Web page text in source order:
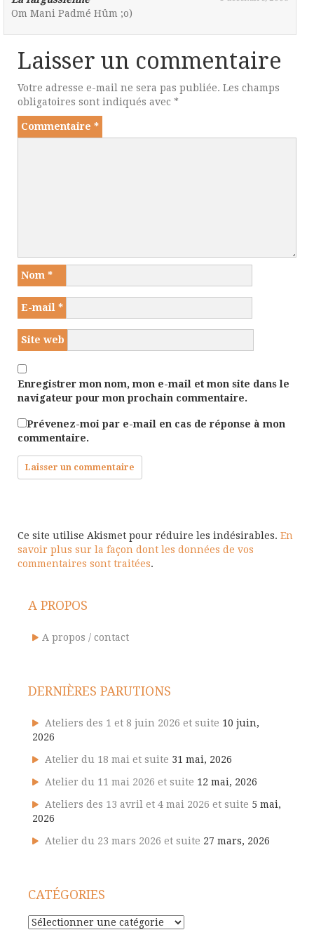
Om Mani Padmé Hûm ;o)
Laisser un commentaire
Votre adresse e-mail ne sera pas publiée. Les champs
obligatoires sont indiqués avec *
Commentaire *
Nom *
E-mail *
Site web
Enregistrer mon nom, mon e-mail et mon site dans le
navigateur pour mon prochain commentaire.
Prévenez-moi par e-mail en cas de réponse à mon
commentaire.
Ce site utilise Akismet pour réduire les indésirables. En
savoir plus sur la façon dont les données de vos
commentaires sont traitées.
A PROPOS
A propos / contact
DERNIÈRES PARUTIONS
Ateliers des 1 et 8 juin 2026 et suite 10 juin,
2026
Atelier du 18 mai et suite 31 mai, 2026
Atelier du 11 mai 2026 et suite 12 mai, 2026
Ateliers des 13 avril et 4 mai 2026 et suite 5 mai,
2026
Atelier du 23 mars 2026 et suite 27 mars, 2026
CATÉGORIES
Catégories